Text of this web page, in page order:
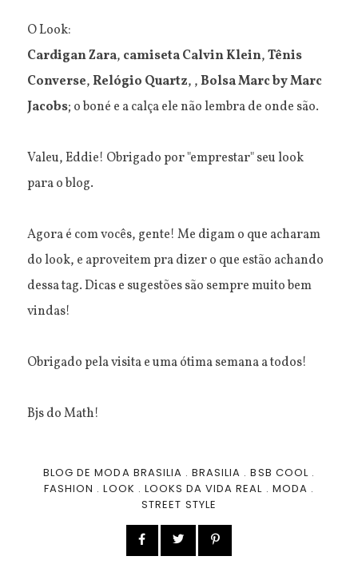
O Look:
Cardigan Zara, camiseta Calvin Klein,Tênis
Converse,Relógio Quartz, ,Bolsa Marc by Marc
Jacobs; o boné e a calça ele não lembra de onde são.
Valeu, Eddie! Obrigado por "emprestar" seu look
para o blog.
Agora é com vocês, gente! Me digam o que acharam
do look, e aproveitem pra dizer o que estão achando
dessa tag. Dicas e sugestões são sempre muito bem
vindas!
Obrigado pela visita e uma ótima semana a todos!
Bjs do Math!
BLOG DE MODA BRASILIA .BRASILIA .BSB COOL.
FASHION .LOOK . LOOKS DA VIDA REAL . MODA .
STREET STYLE